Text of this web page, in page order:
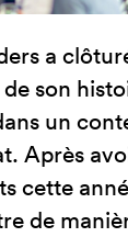
a
son
un
Après
cette
de